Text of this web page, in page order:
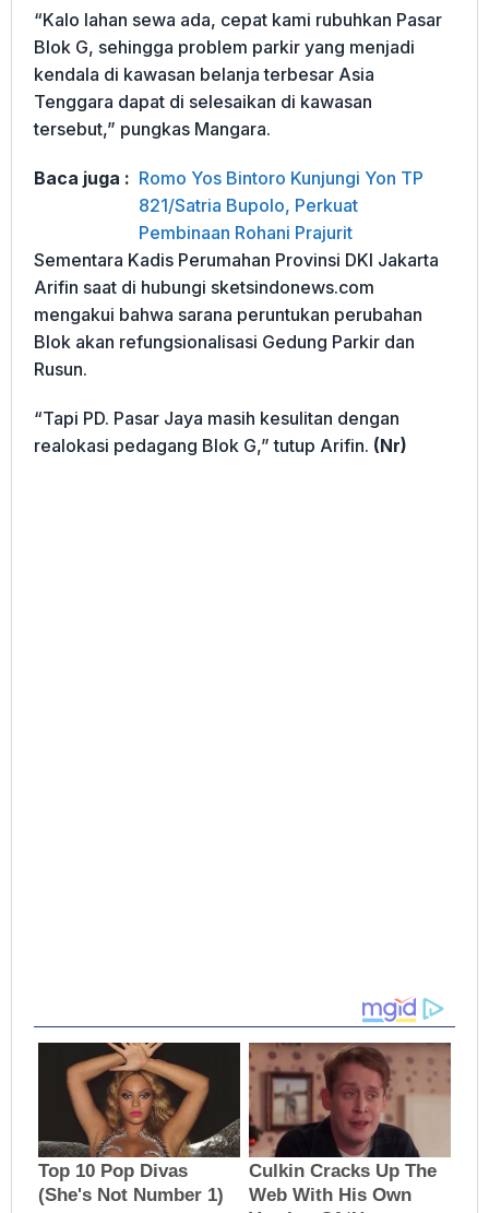
“Kalo lahan sewa ada, cepat kami rubuhkan Pasar
Blok G, ‌sehingga problem parkir yang menjadi
kendala di kawasan belanja terbesar Asia
Tenggara dapat di selesaikan di kawasan
tersebut,” pungkas Mangara.
Baca juga : Romo Yos Bintoro Kunjungi Yon TP
821/Satria Bupolo, Perkuat
Pembinaan Rohani Prajurit
Sementara Kadis Perumahan Provinsi DKI Jakarta
Arifin saat di hubungi sketsindonews.com
mengakui bahwa sarana peruntukan perubahan
Blok akan refungsionalisasi Gedung Parkir dan
Rusun.
“Tapi PD. Pasar Jaya masih kesulitan dengan
realokasi pedagang Blok G,” tutup Arifin. (Nr)